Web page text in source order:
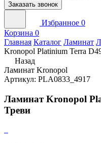
Заказать звонок
Избранное 0
Корзина 0
Главная Каталог Ламинат
Kronopol Platinium Terra
Назад
Ламинат Kronopol
Артикул: PLA0833_4917
Ламинат Kronopol
Треви